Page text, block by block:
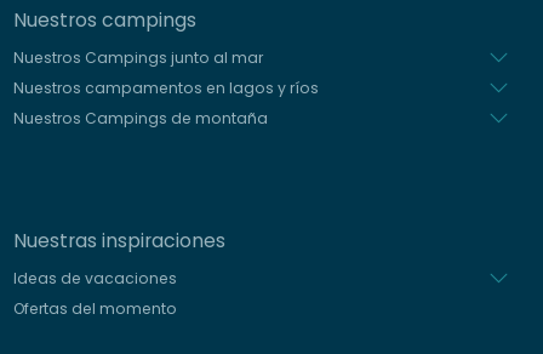
Nuestros campings
Nuestros Campings junto al mar
Nuestros campamentos en lagos y ríos
Nuestros Campings de montaña
Nuestras inspiraciones
Ideas de vacaciones
Ofertas del momento